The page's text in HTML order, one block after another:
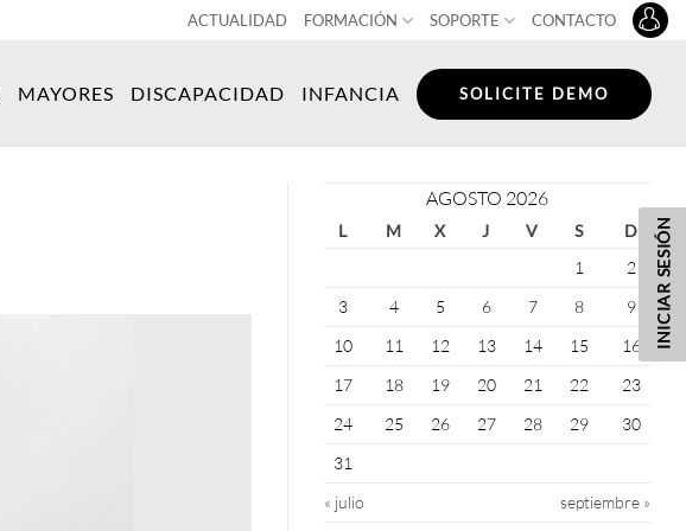
ACTUALIDAD FORMACIÓN SOPORTE CONTACTO
MAYORES DISCAPACIDAD INFANCIA SOLICITE DEMO
AGOSTO 2026
L M X J V S
D
1
2
3
4 5 6 7 8
9
10
11 12 13 14 15
16
17
18 19 20 21 22
23
24
25 26 27 28 29
30
31
« julio
septiembre »
INICIAR SESIÓN